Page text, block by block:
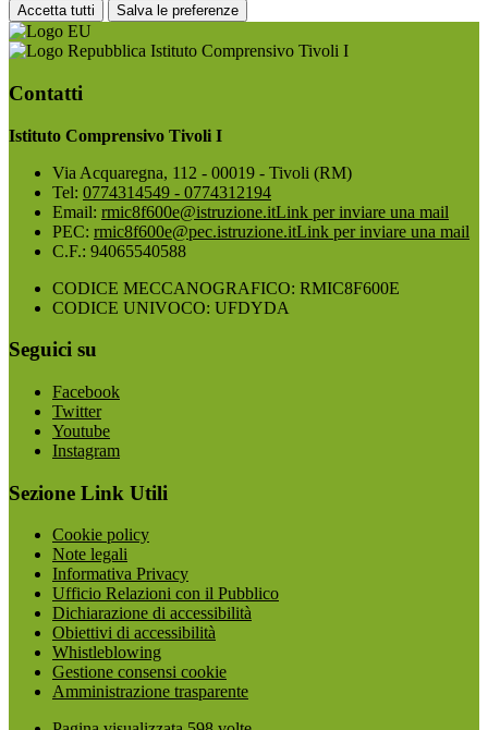
Accetta tutti Salva le preferenze
Istituto Comprensivo Tivoli I
Contatti
Istituto Comprensivo Tivoli I
Via Acquaregna, 112 - 00019 - Tivoli (RM)
Tel: 0774314549 - 0774312194
Email: rmic8f600e@istruzione.itLink per inviare una mail
PEC: rmic8f600e@pec.istruzione.itLink per inviare una mail
C.F.: 94065540588
CODICE MECCANOGRAFICO: RMIC8F600E
CODICE UNIVOCO: UFDYDA
Seguici su
Facebook
Twitter
Youtube
Instagram
Sezione Link Utili
Cookie policy
Note legali
Informativa Privacy
Ufficio Relazioni con il Pubblico
Dichiarazione di accessibilità
Obiettivi di accessibilità
Whistleblowing
Gestione consensi cookie
Amministrazione trasparente